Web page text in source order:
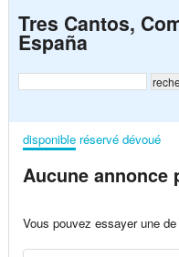
Tres Cantos,
España
disponible réservé dévoué
Aucune annonce
Vous pouvez essayer une